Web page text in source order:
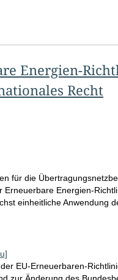
Energien-
Recht
für die
Energien-
einheitliche Anwendung
EU-Erneuerbaren-